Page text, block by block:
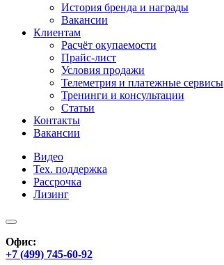
История бренда и награды
Вакансии
Клиентам
Расчёт окупаемости
Прайс-лист
Условия продажи
Телеметрия и платежные сервисы
Тренинги и консультации
Статьи
Контакты
Вакансии
Видео
Тех. поддержка
Рассрочка
Лизинг
Офис:
+7 (499) 745-60-92